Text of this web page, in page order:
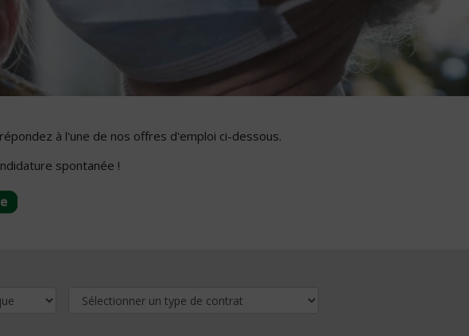
à l'une de nos offres d'emploi ci-dessous.
spontanée !